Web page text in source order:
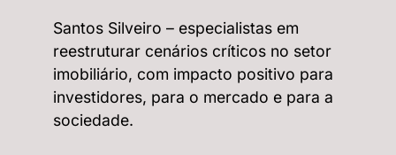
Santos Silveiro – especialistas em
reestruturar cenários críticos no setor
imobiliário, com impacto positivo para
investidores, para o mercado e para a
sociedade.